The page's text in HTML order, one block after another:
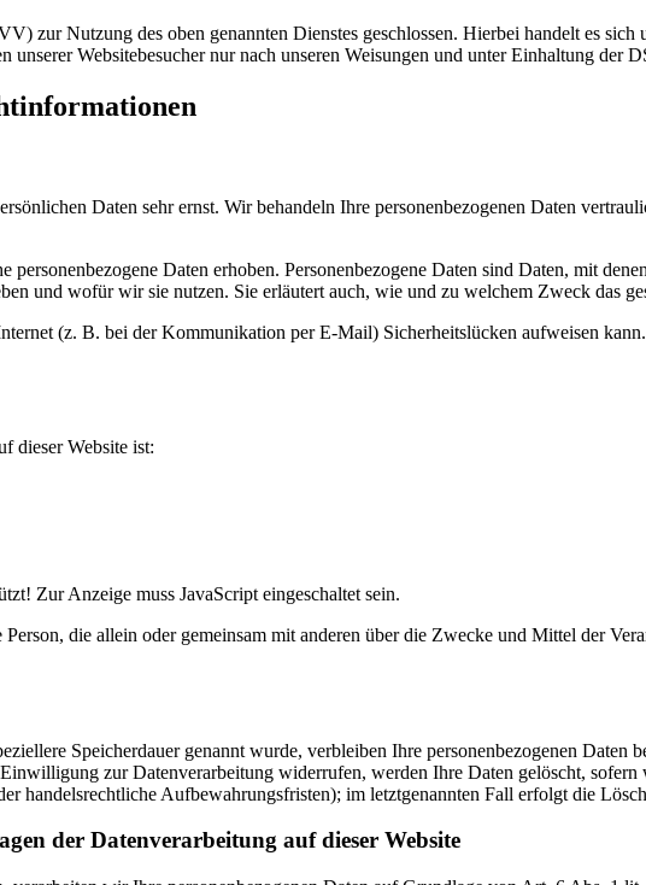
zur Nutzung des oben genannten Dienstes geschlossen. Hierbei handelt es
unserer Websitebesucher nur nach unseren Weisungen und unter Einhaltung der
Daten sehr ernst. Wir behandeln Ihre personenbezogenen Daten
personenbezogene Daten erhoben. Personenbezogene Daten sind Daten, mit
und wofür wir sie nutzen. Sie erläutert auch, wie und zu welchem Zweck das
(z. B. bei der Kommunikation per E-Mail) Sicherheitslücken aufweisen
dieser Website ist:
Zur Anzeige muss JavaScript eingeschaltet sein.
die allein oder gemeinsam mit anderen über die Zwecke und Mittel der
Speicherdauer genannt wurde, verbleiben Ihre personenbezogenen
zur Datenverarbeitung widerrufen, werden Ihre Daten gelöscht,
handelsrechtliche Aufbewahrungsfristen); im letztgenannten Fall erfolgt die
der Datenverarbeitung auf dieser Website